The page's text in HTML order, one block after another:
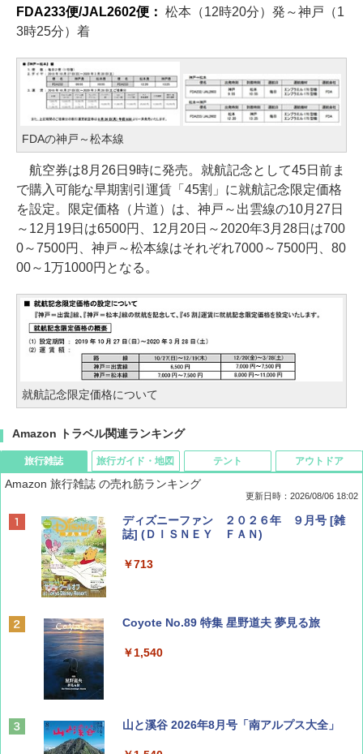
FDA233便/JAL2602便： 松本（12時20分）発～神戸（1
3時25分）着
FDAの神戸～松本線
航空券は8月26日9時に発売。就航記念として45日前ま
で購入可能な早期割引運賃「45割」に就航記念限定価格
を設定。限定価格（片道）は、神戸～出雲線の10月27日
～12月19日は6500円、12月20日～2020年3月28日は700
0～7500円、神戸～松本線はそれぞれ7000～7500円、80
00～1万1000円となる。
就航記念限定価格について
Amazon トラベル関連ランキング
旅行雑誌
Amazon 旅行雑誌 の売れ筋ランキング
更新日時：2026/08/06 18:02
ディズニーファン ２０２６年 ９月号 [雑
誌] (ＤＩＳＮＥＹ ＦＡＮ)
￥713
Coyote No.89 特集 星野道夫 夢見る旅
￥1,540
山と溪谷 2026年8月号「南アルプス大全」
旅行ガイド・地図 テント アウトドア